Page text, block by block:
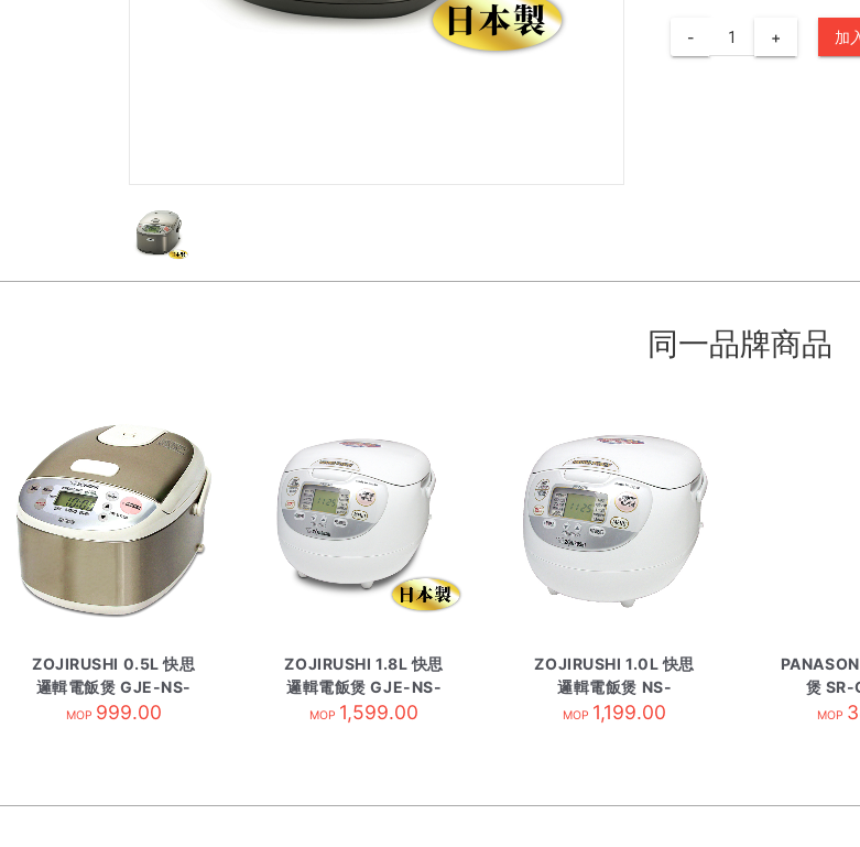
- + 加
同一品牌商品
ZOJIRUSHI 0.5L 快思
邏輯電飯煲 GJE-NS-
LAQ05-XA
MOP 999.00
ZOJIRUSHI 1.8L 快思
邏輯電飯煲 GJE-NS-
ZAQ18-WZ
MOP 1,599.00
ZOJIRUSHI 1.0L 快思
邏輯電飯煲 NS-
ZAQ10-WZ
MOP 1,199.00
煲
MOP